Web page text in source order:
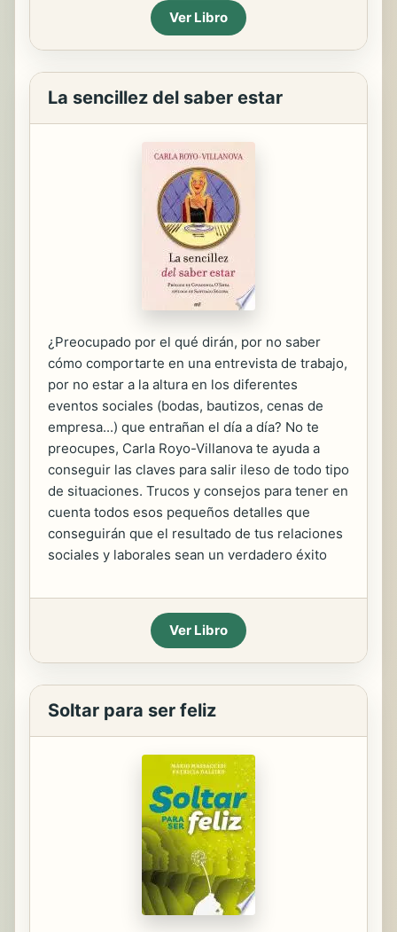
Ver Libro
La sencillez del saber estar
¿Preocupado por el qué dirán, por no saber
cómo comportarte en una entrevista de trabajo,
por no estar a la altura en los diferentes
eventos sociales (bodas, bautizos, cenas de
empresa...) que entrañan el día a día? No te
preocupes, Carla Royo-Villanova te ayuda a
conseguir las claves para salir ileso de todo tipo
de situaciones. Trucos y consejos para tener en
cuenta todos esos pequeños detalles que
conseguirán que el resultado de tus relaciones
sociales y laborales sean un verdadero éxito
Ver Libro
Soltar para ser feliz